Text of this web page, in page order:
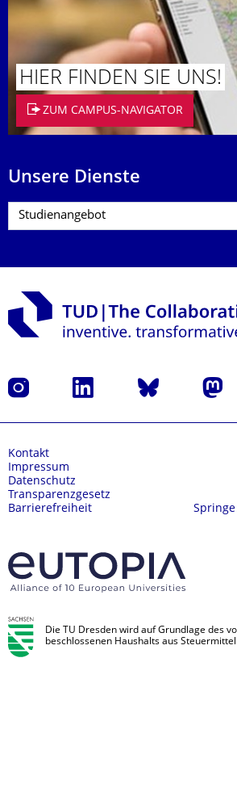
HIER FINDEN SIE UNS!
ZUM CAMPUS-NAVIGATOR
Unsere Dienste
Instagram LinkedIn Bluesky
Kontakt
Impressum
Datenschutz
Transparenzgesetz
Barrierefreiheit
Die TU Dresden wird auf Grundlage des
beschlossenen Haushalts aus